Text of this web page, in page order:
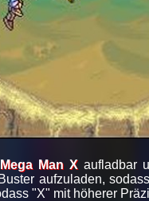
Mega Man X aufladbar
aufzuladen,
"X" mit höherer